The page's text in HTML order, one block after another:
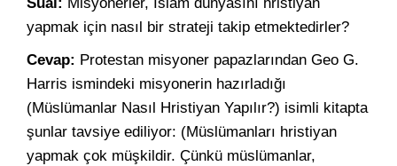
yapmak için nasıl bir strateji takip etmektedirler?
Cevap: Protestan misyoner papazlarından Geo G.
Harris ismindeki misyonerin hazırladığı
(Müslümanlar Nasıl Hristiyan Yapılır?) isimli kitapta
şunlar tavsiye ediliyor: (Müslümanları hristiyan
yapmak çok müşkildir. Çünkü müslümanlar,